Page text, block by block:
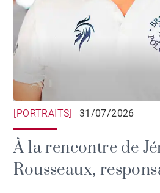
[PORTRAITS] 31/07/2026
À la rencontre de
Rousseaux,